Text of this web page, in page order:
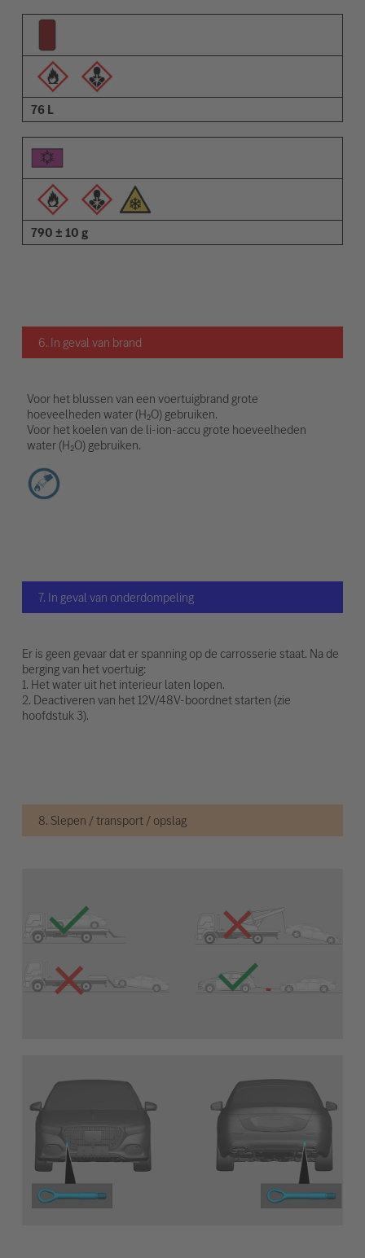
76 L
790 ± 10 g
6. In geval van brand
Voor het blussen van een voertuigbrand grote
hoeveelheden water (H₂O) gebruiken.
Voor het koelen van de li-ion-accu grote hoeveelheden
water (H₂O) gebruiken.
7. In geval van onderdompeling
Er is geen gevaar dat er spanning op de carrosserie staat. Na de
berging van het voertuig:
1. Het water uit het interieur laten lopen.
2. Deactiveren van het 12V/48V-boordnet starten (zie
hoofdstuk 3).
8. Slepen / transport / opslag